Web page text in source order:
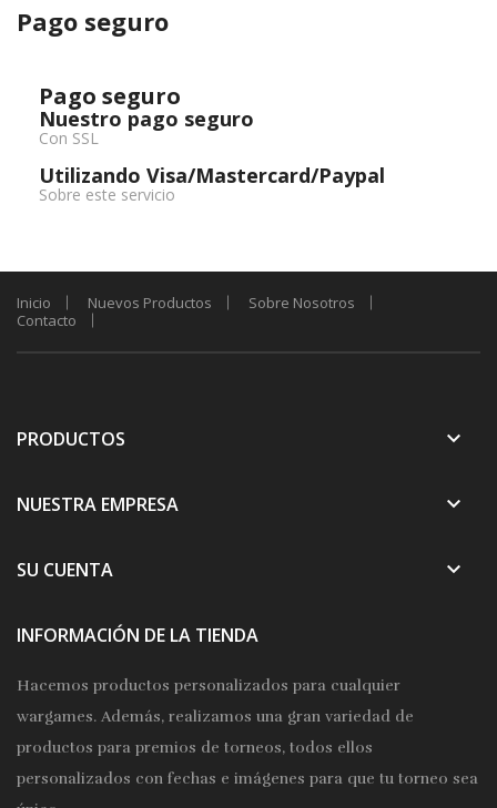
Pago seguro
Pago seguro
Nuestro pago seguro
Con SSL
Utilizando Visa/Mastercard/Paypal
Sobre este servicio
Inicio Nuevos Productos
Sobre Nosotros
Contacto
PRODUCTOS keyboard_arrow_down
NUESTRA EMPRESA keyboard_arrow_down
SU CUENTA keyboard_arrow_down
INFORMACIÓN DE LA TIENDA
Hacemos productos personalizados para cualquier
wargames. Además, realizamos una gran variedad de
productos para premios de torneos, todos ellos
personalizados con fechas e imágenes para que tu torneo sea